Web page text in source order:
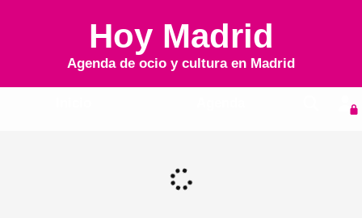
Hoy Madrid
Agenda de ocio y cultura en Madrid